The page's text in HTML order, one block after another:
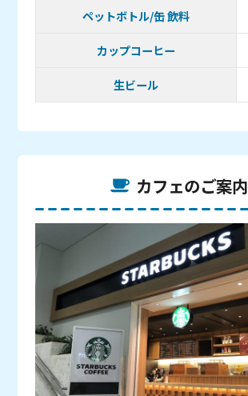
ペットボトル/缶 飲料
カップコーヒー
生ビール
カフェのご案内